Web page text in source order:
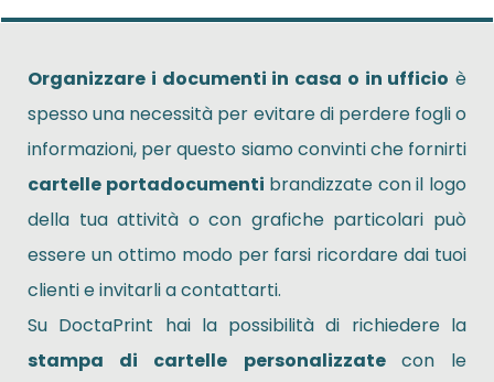
Organizzare i documenti in casa o in ufficio è
spesso una necessità per evitare di perdere fogli o
informazioni, per questo siamo convinti che fornirti
cartelle portadocumenti brandizzate con il logo
della tua attività o con grafiche particolari può
essere un ottimo modo per farsi ricordare dai tuoi
clienti e invitarli a contattarti.
Su DoctaPrint hai la possibilità di richiedere la
stampa di cartelle personalizzate con le